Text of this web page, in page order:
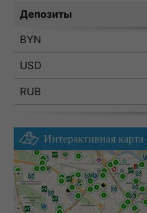
Депозиты
BYN
USD
RUB
Интерактивная карта